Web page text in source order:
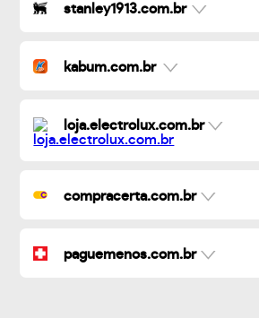
stanley1913.com.br
kabum.com.br
loja.electrolux.com.br
compracerta.com.br
paguemenos.com.br